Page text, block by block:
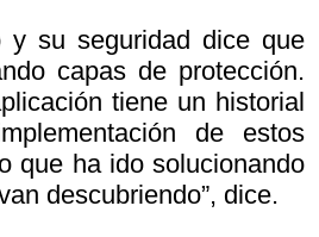
y su seguridad dice que
capas de protección.
tiene un historial
de estos
que ha ido solucionando
descubriendo”, dice.